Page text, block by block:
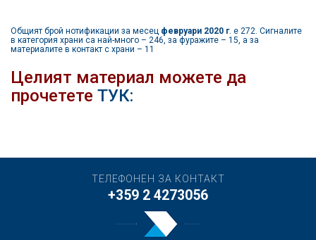
Общият брой нотификации за месец февруари 2020 г. е 272. Сигналите
в категория храни са най-много – 246, за фуражите – 15, а за
материалите в контакт с храни – 11
Целият материал можете да
прочетете ТУК:
ТЕЛЕФОНЕН ЗА КОНТАКТ
+359 2 4273056